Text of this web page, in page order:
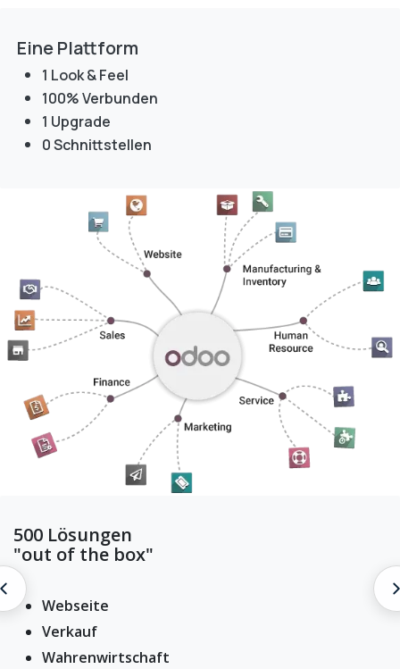
Eine Plattform
1 Look & Feel
100% Verbunden
1 Upgrade
0 Schnittstellen
500 Lösungen
"out of the box"
Webseite
Verkauf
Wahrenwirtschaft
Hilfe/Support